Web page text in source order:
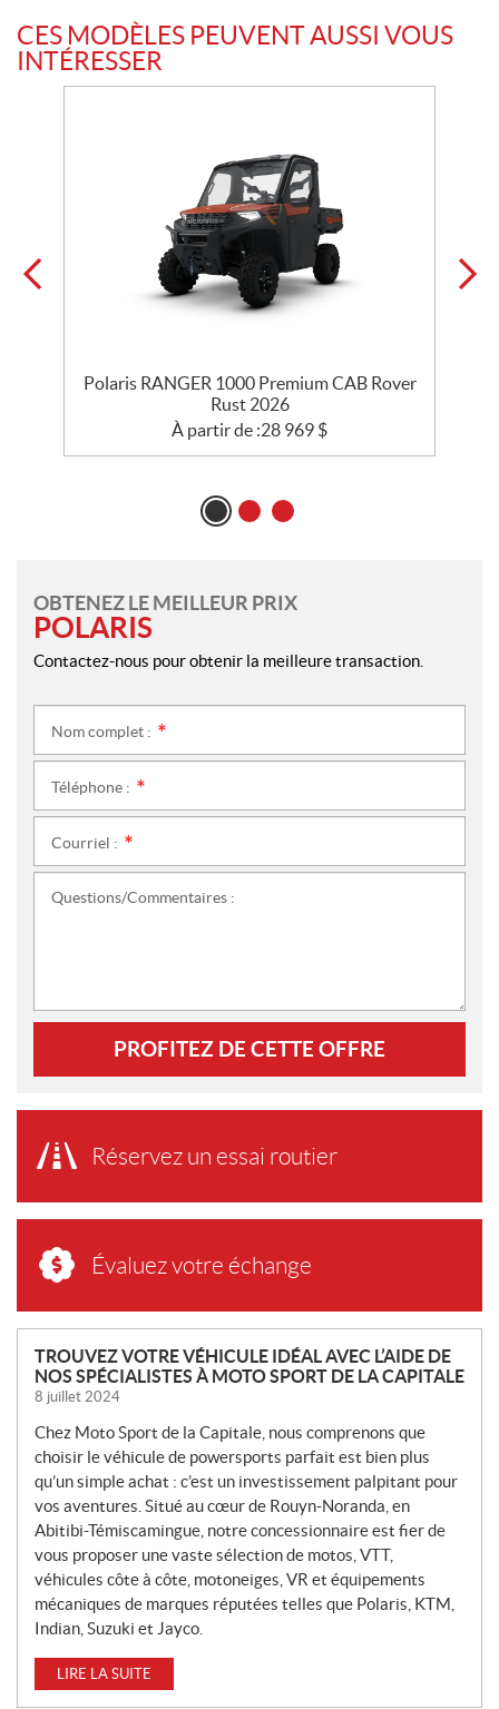
CES MODÈLES PEUVENT AUSSI VOUS
INTÉRESSER
Polaris RANGER 1000 Premium CAB Rover
Rust 2026
À partir de :28 969 $
OBTENEZ LE MEILLEUR PRIX
POLARIS
Contactez-nous pour obtenir la meilleure transaction.
Nom complet :
Téléphone :
Courriel :
Questions/Commentaires :
PROFITEZ DE CETTE OFFRE
Réservez un essai routier
Évaluez votre échange
N
O
U
V
E
L
L
E
S
TROUVEZ VOTRE VÉHICULE IDÉAL AVEC L’AIDE DE
NOS SPÉCIALISTES À MOTO SPORT DE LA CAPITALE
8 juillet 2024
Chez Moto Sport de la Capitale, nous comprenons que
choisir le véhicule de powersports parfait est bien plus
qu’un simple achat : c’est un investissement palpitant pour
vos aventures. Situé au cœur de Rouyn-Noranda, en
Abitibi-Témiscamingue, notre concessionnaire est fier de
vous proposer une vaste sélection de motos, VTT,
véhicules côte à côte, motoneiges, VR et équipements
mécaniques de marques réputées telles que Polaris, KTM,
Indian, Suzuki et Jayco.
LIRE LA SUITE